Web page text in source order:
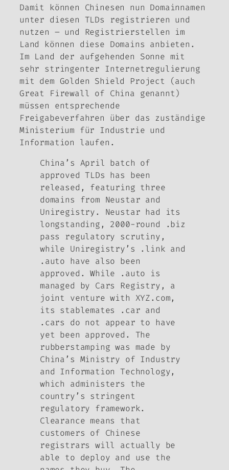
Damit können Chinesen nun Domainnamen
unter diesen TLDs registrieren und
nutzen – und Registrierstellen im
Land können diese Domains anbieten.
Im Land der aufgehenden Sonne mit
sehr stringenter Internetregulierung
mit dem Golden Shield Project (auch
Great Firewall of China genannt)
müssen entsprechende
Freigabeverfahren über das zuständige
Ministerium für Industrie und
Information laufen.
China’s April batch of
approved TLDs has been
released, featuring three
domains from Neustar and
Uniregistry. Neustar had its
longstanding, 2000-round .biz
pass regulatory scrutiny,
while Uniregistry’s .link and
.auto have also been
approved. While .auto is
managed by Cars Registry, a
joint venture with XYZ.com,
its stablemates .car and
.cars do not appear to have
yet been approved. The
rubberstamping was made by
China’s Ministry of Industry
and Information Technology,
which administers the
country’s stringent
regulatory framework.
Clearance means that
customers of Chinese
registrars will actually be
able to deploy and use the